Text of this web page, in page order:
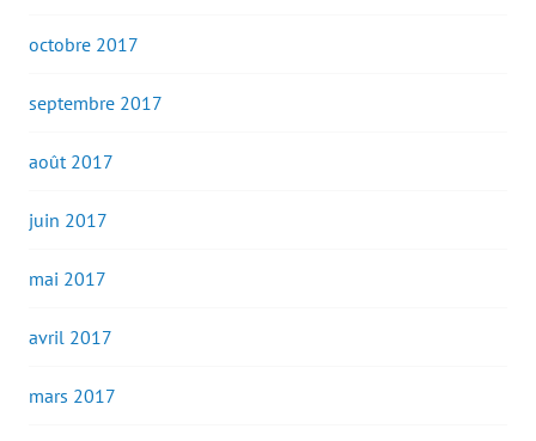
octobre 2017
septembre 2017
août 2017
juin 2017
mai 2017
avril 2017
mars 2017